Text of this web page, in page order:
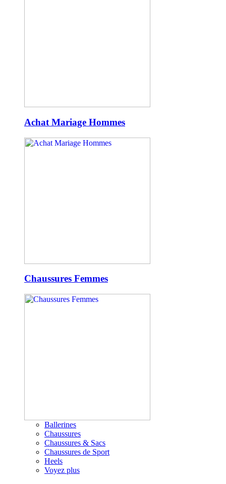
Achat Mariage Hommes
Chaussures Femmes
Ballerines
Chaussures
Chaussures & Sacs
Chaussures de Sport
Heels
Voyez plus